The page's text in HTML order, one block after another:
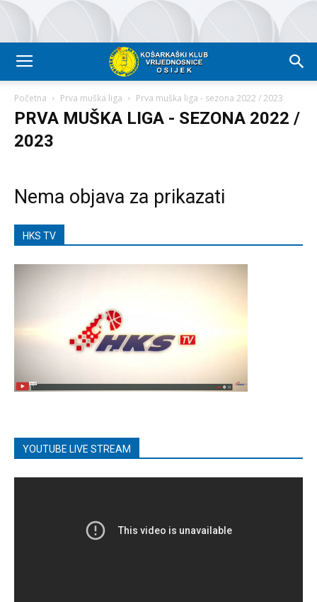
Početna Prva muška liga Prva muška liga - sezona 2022 / 2023
PRVA MUŠKA LIGA - SEZONA 2022 /
2023
Nema objava za prikazati
HKS TV
YOUTUBE LIVE STREAM